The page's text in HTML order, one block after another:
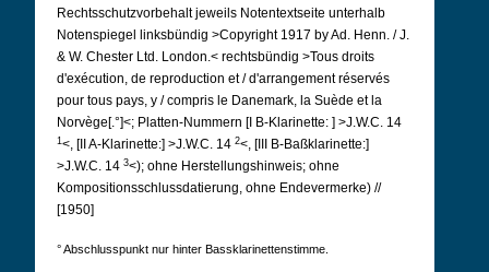
Rechtsschutzvorbehalt jeweils Notentextseite unterhalb
Notenspiegel linksbündig >Copyright 1917 by Ad. Henn. / J.
& W. Chester Ltd. London.< rechtsbündig >Tous droits
d'exécution, de reproduction et / d'arrangement réservés
pour tous pays, y / compris le Danemark, la Suède et la
Norvège[.°]<; Platten-Nummern [I B-Klarinette: ] >J.W.C. 14
1 <, [II A-Klarinette:] >J.W.C. 14 2<, [III B-Baßklarinette:]
>J.W.C. 14 3<); ohne Herstellungshinweis; ohne
Kompositionsschlussdatierung, ohne Endevermerke) //
[1950]
° Abschlusspunkt nur hinter Bassklarinettenstimme.